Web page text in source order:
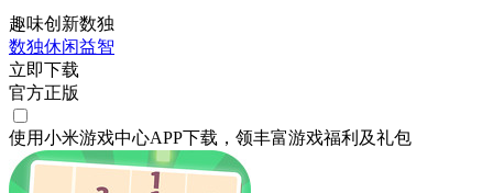
趣味创新数独
数独休闲益智
立即下载
官方正版
使用小米游戏中心APP下载 ，领丰富游戏福利 及礼包